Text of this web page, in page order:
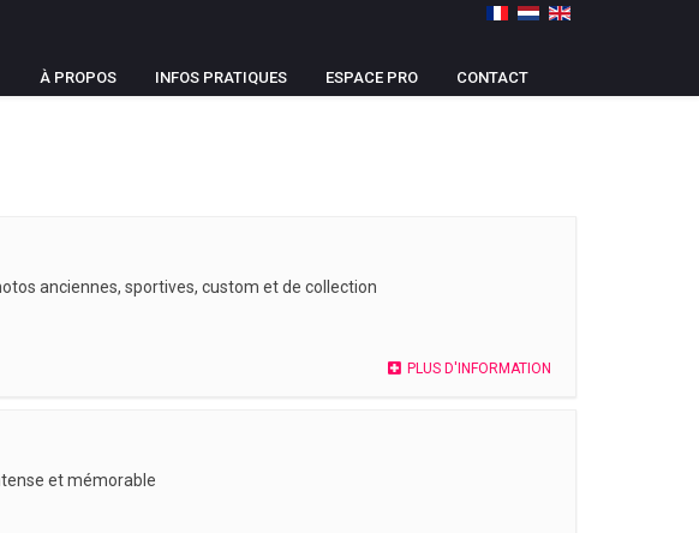
À PROPOS INFOS PRATIQUES ESPACE PRO CONTACT
anciennes, sportives, custom et de collection
PLUS D'INFORMATION
et mémorable